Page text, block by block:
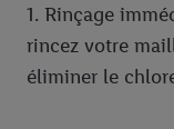
1. Rinçage
rincez votre
éliminer le